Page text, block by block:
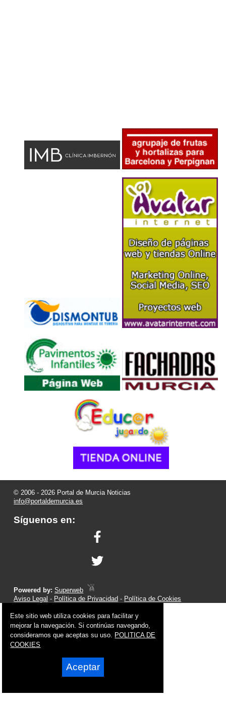
© 2006 - 2026 Portal de Murcia Noticias
info@portaldemurcia.es
Síguenos en:
Powered by:Superweb
Aviso Legal - Política de Privacidad - Política de Cookies
Este sitio web utiliza cookies para facilitar y
mejorar la navegación. Si continúas navegando,
consideramos que aceptas su uso. POLITICA DE
COOKIES
Aceptar